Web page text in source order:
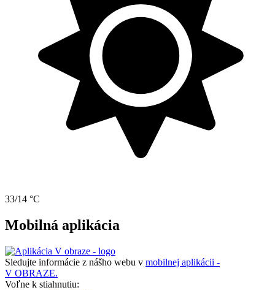
33/14 °C
Mobilná aplikácia
Sledujte informácie z nášho webu v mobilnej aplikácii -
V OBRAZE.
Voľne k stiahnutiu: